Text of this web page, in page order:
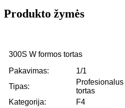
Produkto žymės
300S W formos tortas
Pakavimas:
1/1
Tipas:
tortas
Kategorija:
F4